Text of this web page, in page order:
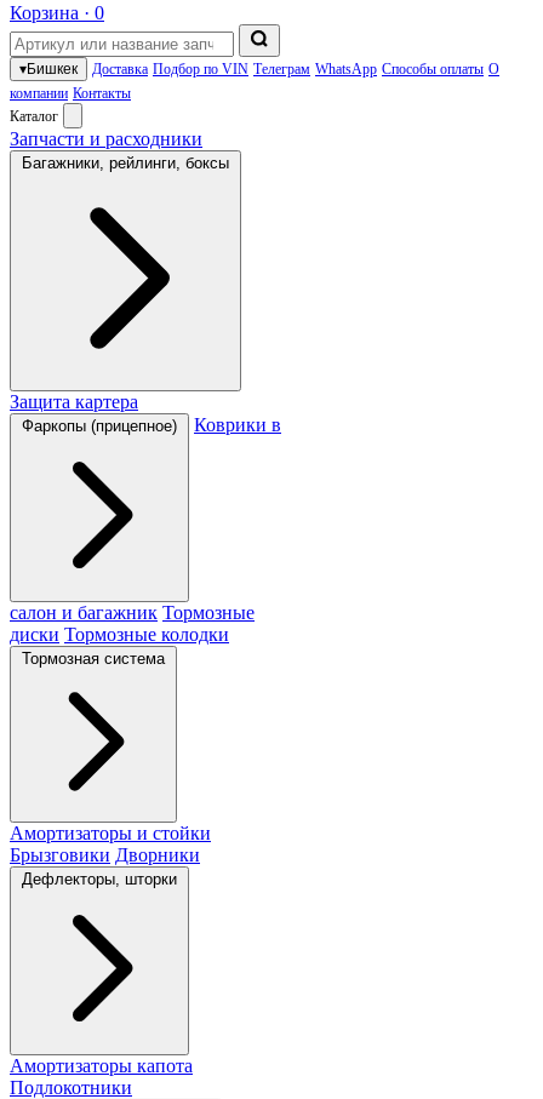
Корзина · 0
▾Бишкек Доставка Подбор по VIN Телеграм WhatsApp Способы оплаты О
компании Контакты
Каталог
Запчасти и расходники
Багажники, рейлинги, боксы
Защита картера
Фаркопы (прицепное) Коврики в
салон и багажник Тормозные
диски Тормозные колодки
Тормозная система
Амортизаторы и стойки
Брызговики Дворники
Дефлекторы, шторки
Амортизаторы капота
Подлокотники